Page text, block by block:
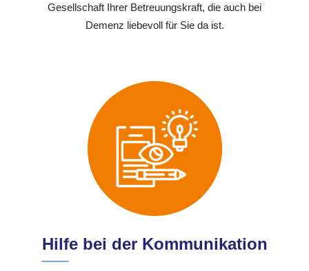
Gesellschaft Ihrer Betreuungskraft, die auch bei
Demenz liebevoll für Sie da ist.
Hilfe bei der Kommunikation